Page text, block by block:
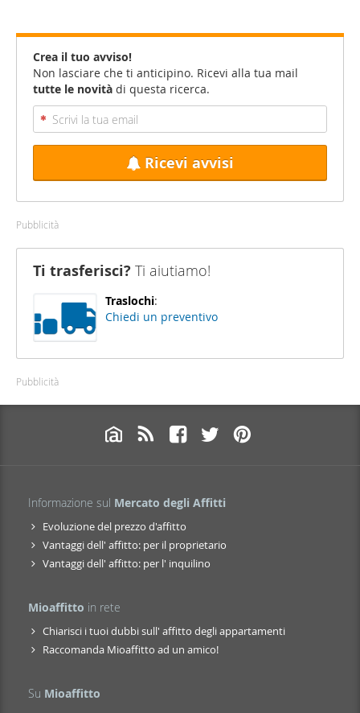
Crea il tuo avviso!
Non lasciare che ti anticipino. Ricevi alla tua mail
tutte le novità di questa ricerca.
Ricevi avvisi
Pubblicità
Ti trasferisci? Ti aiutiamo!
Traslochi:
Chiedi un preventivo
Pubblicità
Informazione sul Mercato degli Affitti
Evoluzione del prezzo d'affitto
Vantaggi dell' affitto: per il proprietario
Vantaggi dell' affitto: per l' inquilino
Mioaffitto in rete
Chiarisci i tuoi dubbi sull' affitto degli appartamenti
Raccomanda Mioaffitto ad un amico!
Su Mioaffitto